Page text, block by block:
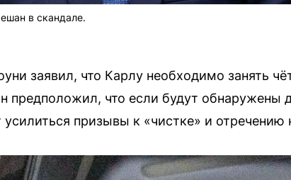
в скандале.
заявил, что Карлу необходимо занять
предположил, что если будут обнаружены
призывы к «чистке» и отречению